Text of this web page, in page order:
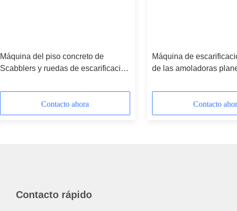
Máquina del piso concreto de
Scabblers y ruedas de escarificación
Contacto ahora
Máquina de
de las amoladoras
superficial
Contacto
Contacto rápido